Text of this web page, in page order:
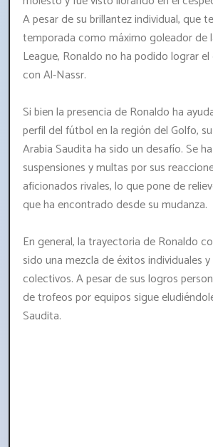
A pesar de su brillantez individual, que
temporada como máximo goleador de
League, Ronaldo no ha podido lograr
con Al-Nassr.
Si bien la presencia de Ronaldo ha
perfil del fútbol en la región del Golfo,
Arabia Saudita ha sido un desafío. Se
suspensiones y multas por sus
aficionados rivales, lo que pone de
que ha encontrado desde su mudanza.
En general, la trayectoria de Ronaldo
sido una mezcla de éxitos individuales y
colectivos. A pesar de sus logros
de trofeos por equipos sigue
Saudita.